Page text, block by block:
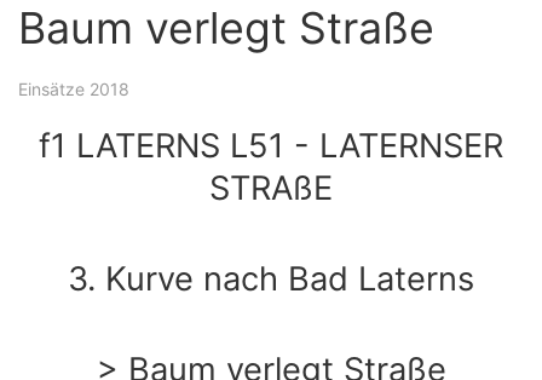
Baum verlegt Straße
Einsätze 2018
f1 LATERNS L51 - LATERNSER
STRAßE
3. Kurve nach Bad Laterns
> Baum verlegt Straße